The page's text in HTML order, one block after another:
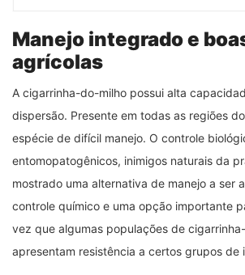
Manejo integrado e
agrícolas
A cigarrinha-do-milho possui alta
dispersão. Presente em todas as regiões
espécie de difícil manejo. O controle
entomopatogênicos, inimigos naturais da
mostrado uma alternativa de manejo a ser
controle químico e uma opção importante
vez que algumas populações de
apresentam resistência a certos grupos de